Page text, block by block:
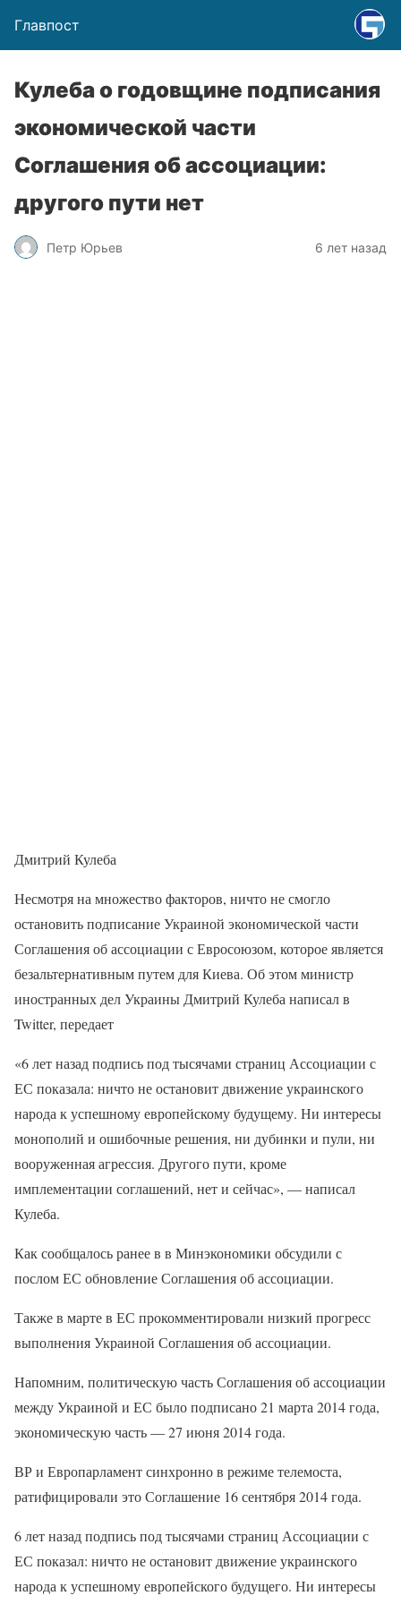
Главпост
Кулеба о годовщине подписания
экономической части
Соглашения об ассоциации:
другого пути нет
Петр Юрьев 6 лет назад
Дмитрий Кулеба
Несмотря на множество факторов, ничто не смогло
остановить подписание Украиной экономической части
Соглашения об ассоциации с Евросоюзом, которое является
безальтернативным путем для Киева. Об этом министр
иностранных дел Украины Дмитрий Кулеба написал в
Twitter, передает
«6 лет назад подпись под тысячами страниц Ассоциации с
ЕС показала: ничто не остановит движение украинского
народа к успешному европейскому будущему. Ни интересы
монополий и ошибочные решения, ни дубинки и пули, ни
вооруженная агрессия. Другого пути, кроме
имплементации соглашений, нет и сейчас», — написал
Кулеба.
Как сообщалось ранее в в Минэкономики обсудили с
послом ЕС обновление Соглашения об ассоциации.
Также в марте в ЕС прокомментировали низкий прогресс
выполнения Украиной Соглашения об ассоциации.
Напомним, политическую часть Соглашения об ассоциации
между Украиной и ЕС было подписано 21 марта 2014 года,
экономическую часть — 27 июня 2014 года.
ВР и Европарламент синхронно в режиме телемоста,
ратифицировали это Соглашение 16 сентября 2014 года.
6 лет назад подпись под тысячами страниц Ассоциации с
ЕС показал: ничто не остановит движение украинского
народа к успешному европейского будущего. Ни интересы